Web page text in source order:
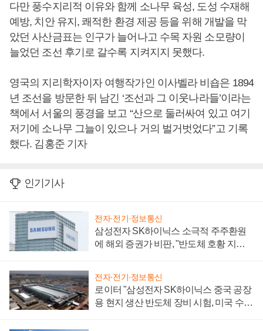
다만 풍수지리적 이유와 함께 소나무 육성, 도성 수재해
예방, 치안 유지, 쾌적한 환경 제공 등을 위해 개발을 막
았던 사산금표는 인구가 늘어나고 수목 자원 소모량이
늘었던 조선 후기로 갈수록 지켜지지 못했다.
영국의 지리학자이자 여행작가인 이사벨라 비숍은 1894
년 조선을 방문한 뒤 남긴 ‘조선과 그 이웃나라들’이라는
책에서 서울의 풍경을 보고 “산으로 둘러싸여 있고 여기
저기에 소나무 그늘이 있으나 거의 벌거벗었다”고 기록
했다. 김홍준 기자
인기기사
전자·전기·정보통신
삼성전자 SK하이닉스 소극적 주주환원
에 해외 증권가 비판, "반도체 호황 지속
전자·전기·정보통신
로이터 "삼성전자 SK하이닉스 중국 공장
용 현지 생산 반도체 장비 시험, 미국 수출